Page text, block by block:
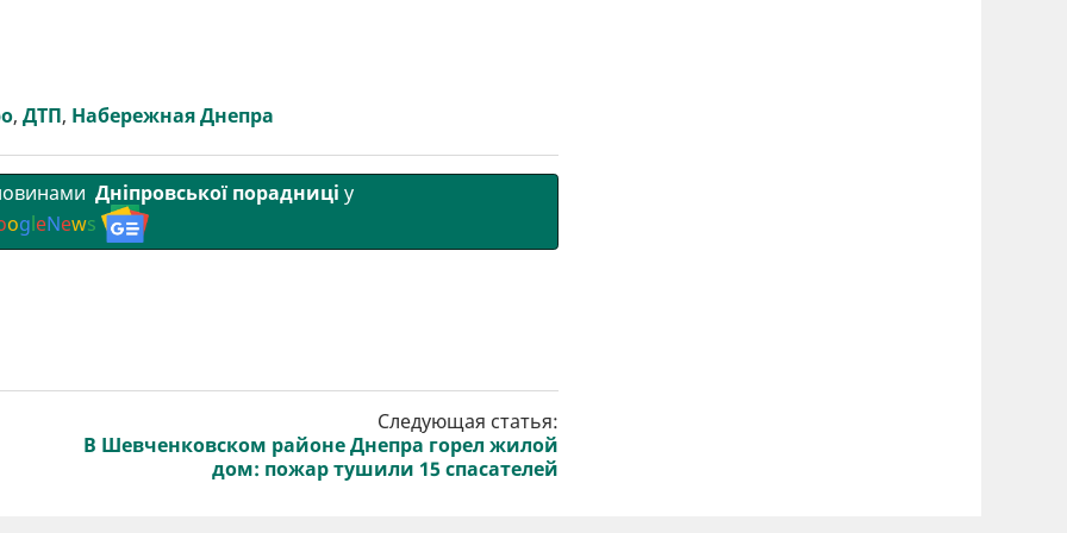
, ДТП, Набережная Днепра
Дніпровської порадниці у
ogleNews
Следующая статья:
В Шевченковском районе Днепра горел жилой
дом: пожар тушили 15 спасателей